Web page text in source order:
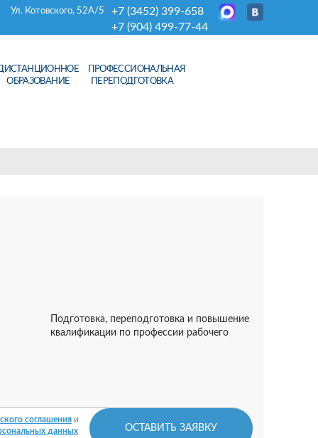
+7 (3452) 399-658
+7 (904) 499-77-44
Ул. Котовского, 52А/5
ОБРАЗОВАНИЕ
ПРОФЕССИОНАЛЬНАЯ
ПЕРЕПОДГОТОВКА
Подготовка, переподготовка и повышение
квалификации по профессии рабочего
соглашения и
данных ОСТАВИТЬ ЗАЯВКУ